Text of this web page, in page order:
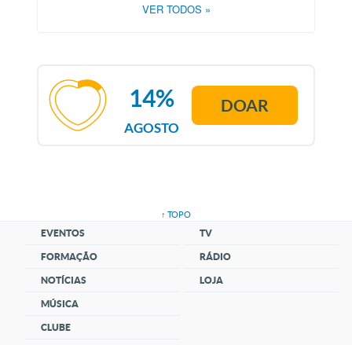
VER TODOS »
AGOSTO
14% DOAR
↑ TOPO
EVENTOS
FORMAÇÃO
NOTÍCIAS
MÚSICA
CLUBE
TV
RÁDIO
LOJA